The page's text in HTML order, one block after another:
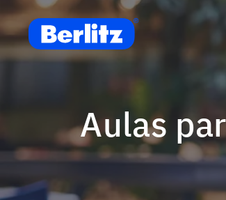
Berlitz BR
Aulas